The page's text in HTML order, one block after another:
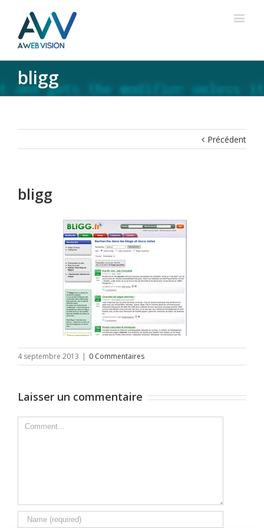
bligg
Précédent
bligg
4 septembre 2013 | 0 Commentaires
Laisser un commentaire
Comment